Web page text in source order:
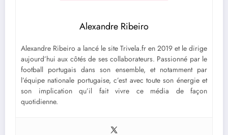
Alexandre Ribeiro
Alexandre Ribeiro a lancé le site Trivela.fr en 2019 et le dirige
aujourd’hui aux côtés de ses collaborateurs. Passionné par le
football portugais dans son ensemble, et notamment par
l’équipe nationale portugaise, c’est avec toute son énergie et
son implication qu’il fait vivre ce média de façon
quotidienne.